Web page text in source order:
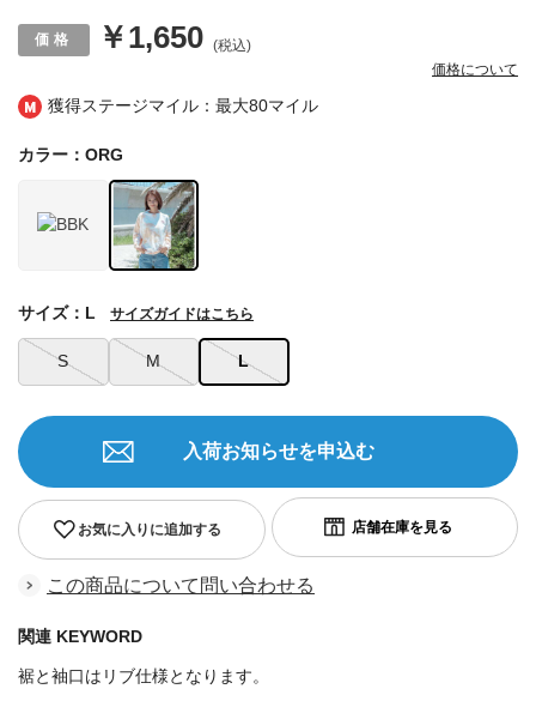
獲得ステージマイル：最大80マイル
￥1,650 (税込)
価格について
カラー：ORG
S M L
サイズ：L サイズガイドはこちら
お気に入りに追加する
入荷お知らせを申込む
この商品について問い合わせる
関連 KEYWORD
裾と袖口はリブ仕様となります。